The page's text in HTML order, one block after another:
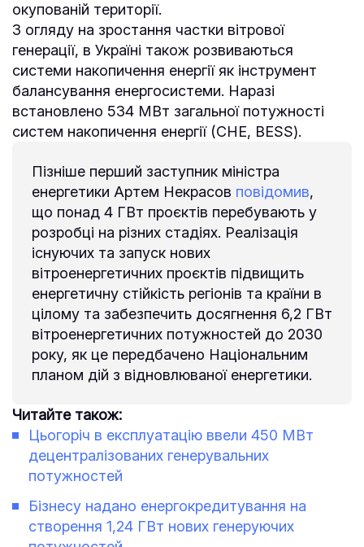
окупованій території.
З огляду на зростання частки вітрової
генерації, в Україні також розвиваються
системи накопичення енергії як інструмент
балансування енергосистеми. Наразі
встановлено 534 МВт загальної потужності
систем накопичення енергії (СНЕ, BESS).
Пізніше перший заступник міністра
енергетики Артем Некрасов повідомив,
що понад 4 ГВт проєктів перебувають у
розробці на різних стадіях. Реалізація
існуючих та запуск нових
вітроенергетичних проєктів підвищить
енергетичну стійкість регіонів та країни в
цілому та забезпечить досягнення 6,2 ГВт
вітроенергетичних потужностей до 2030
року, як це передбачено Національним
планом дій з відновлюваної енергетики.
Читайте також:
Цьогоріч в експлуатацію ввели 450 МВт
децентралізованих генерувальних
потужностей
Бізнесу надано енергокредитування на
створення 1,24 ГВт нових генеруючих